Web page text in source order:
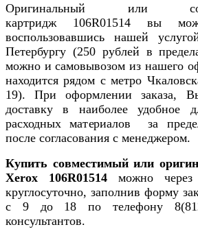
Оригинальный или
картридж 106R01514 вы
воспользовавшись нашей
Петербургу (250 рублей в
можно и самовывозом из нашего
находится рядом с метро
19). При оформлении заказа,
доставку в наиболее удобное
расходных материалов за
после согласования с менеджером.
Купить совместимый или
Xerox 106R01514можно через
круглосуточно, заполнив форму
с 9 до 18 по телефону
консультантов.